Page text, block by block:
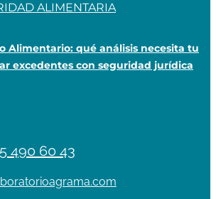
ALIMENTARIA
Alimentario: qué análisis necesita tu
excedentes con seguridad jurídica
490 60 43